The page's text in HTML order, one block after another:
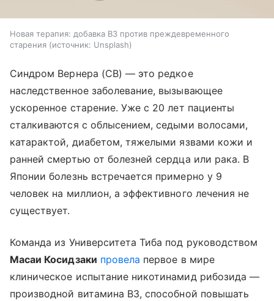
Новая терапия: добавка B3 против преждевременного
старения
источник: Unsplash
Синдром Вернера (СВ) — это редкое
наследственное заболевание, вызывающее
ускоренное старение. Уже с 20 лет пациенты
сталкиваются с облысением, седыми волосами,
катарактой, диабетом, тяжелыми язвами кожи и
ранней смертью от болезней сердца или рака. В
Японии болезнь встречается примерно у 9
человек на миллион, а эффективного лечения не
существует.
Команда из Университета Тиба под руководством
Масаи Косидзаки провела первое в мире
клиническое испытание никотинамид рибозида —
производной витамина B3, способной повышать